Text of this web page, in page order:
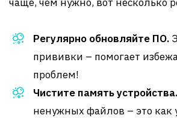
Регулярно обновляйте ПО.
прививки – помогает
проблем!
Чистите память устройства.
ненужных файлов – это как